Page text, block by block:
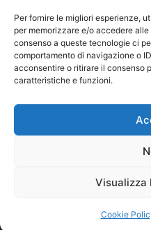
Per fornire le migliori esperienze,
per memorizzare e/o accedere
consenso a queste tecnologie ci
comportamento di navigazione o
acconsentire o ritirare il consenso
caratteristiche e funzioni.
Visualizza
Cookie